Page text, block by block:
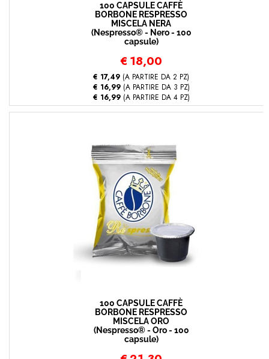
100 CAPSULE CAFFÈ
BORBONE RESPRESSO
MISCELA NERA
(Nespresso® - Nero - 100
capsule)
€ 18,00
€ 17,49 (A PARTIRE DA 2 PZ)
€ 16,99(A PARTIRE DA 3 PZ)
€ 16,99(A PARTIRE DA 4 PZ)
100 CAPSULE CAFFÈ
BORBONE RESPRESSO
MISCELA ORO
(Nespresso® - Oro - 100
capsule)